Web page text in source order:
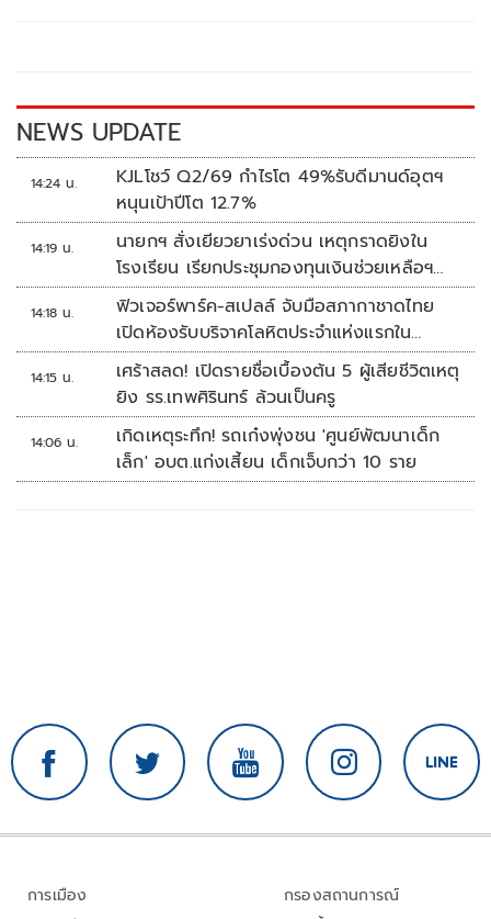
k k
NEWS UPDATE
14:24 น.
KJLโชว์ Q2/69 กำไรโต 49%รับดีมานด์อุตฯ
หนุนเป้าปีโต 12.7%
14:19 น.
นายกฯ สั่งเยียวยาเร่งด่วน เหตุกราดยิงใน
โรงเรียน เรียกประชุมกองทุนเงินช่วยเหลือฯ
ทันที
14:18 น.
ฟิวเจอร์พาร์ค-สเปลล์ จับมือสภากาชาดไทย
เปิดห้องรับบริจาคโลหิตประจำแห่งแรกใน
ศูนย์การค้าปทุมธานี
14:15 น.
เศร้าสลด! เปิดรายชื่อเบื้องต้น 5 ผู้เสียชีวิตเหตุ
ยิง รร.เทพศิรินทร์ ล้วนเป็นครู
14:06 น.
เกิดเหตุระทึก! รถเก๋งพุ่งชน 'ศูนย์พัฒนาเด็ก
เล็ก' อบต.แก่งเสี้ยน เด็กเจ็บกว่า 10 ราย
การเมือง
กรองสถานการณ์